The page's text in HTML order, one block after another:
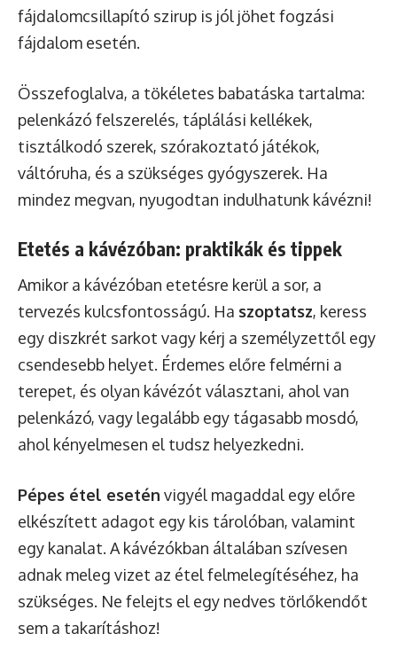
fájdalomcsillapító szirup is jól jöhet fogzási
fájdalom esetén.
Összefoglalva, a tökéletes babatáska tartalma:
pelenkázó felszerelés, táplálási kellékek,
tisztálkodó szerek, szórakoztató játékok,
váltóruha, és a szükséges gyógyszerek. Ha
mindez megvan, nyugodtan indulhatunk kávézni!
Etetés a kávézóban: praktikák és tippek
Amikor a kávézóban etetésre kerül a sor, a
tervezés kulcsfontosságú. Ha szoptatsz, keress
egy diszkrét sarkot vagy kérj a személyzettől egy
csendesebb helyet. Érdemes előre felmérni a
terepet, és olyan kávézót választani, ahol van
pelenkázó, vagy legalább egy tágasabb mosdó,
ahol kényelmesen el tudsz helyezkedni.
Pépes étel esetén vigyél magaddal egy előre
elkészített adagot egy kis tárolóban, valamint
egy kanalat. A kávézókban általában szívesen
adnak meleg vizet az étel felmelegítéséhez, ha
szükséges. Ne felejts el egy nedves törlőkendőt
sem a takarításhoz!